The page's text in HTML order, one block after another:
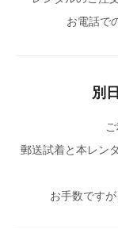
お電話で
別
郵送試着と本レン
お手数です